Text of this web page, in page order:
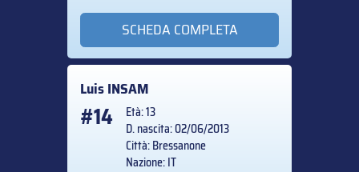
SCHEDA COMPLETA
LuisINSAM
#14
Età: 13
D. nascita: 02/06/2013
Città: Bressanone
Nazione: IT